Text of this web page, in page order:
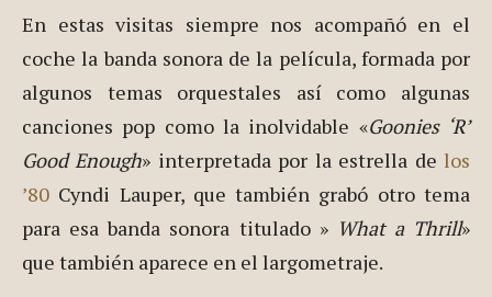
En estas visitas siempre nos acompañó en el
coche la banda sonora de la película, formada por
algunos temas orquestales así como algunas
canciones pop como la inolvidable «Goonies ‘R’
Good Enough» interpretada por la estrella de los
’80 Cyndi Lauper, que también grabó otro tema
para esa banda sonora titulado » What a Thrill»
que también aparece en el largometraje.